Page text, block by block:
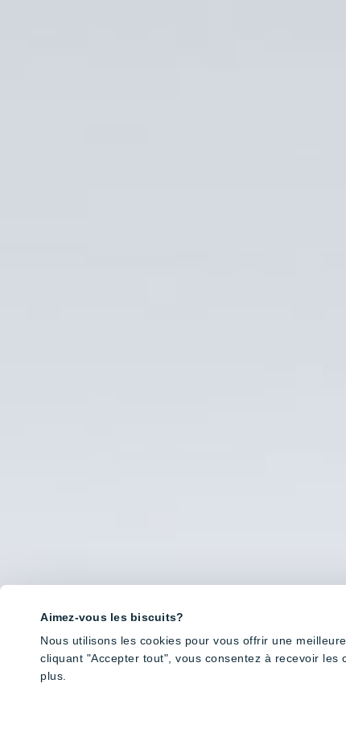
Aimez-vous les biscuits?
Nous utilisons les cookies pour vous offrir une
cliquant "Accepter tout", vous consentez à recevoir
plus.